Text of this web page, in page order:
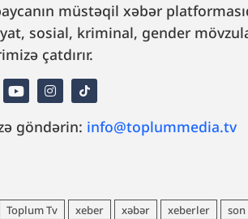
müstəqil xəbər
sosial, kriminal, gender
çatdırır.
göndərin: info@toplummedia.tv
Toplum Tv xeber xəbər xeberler